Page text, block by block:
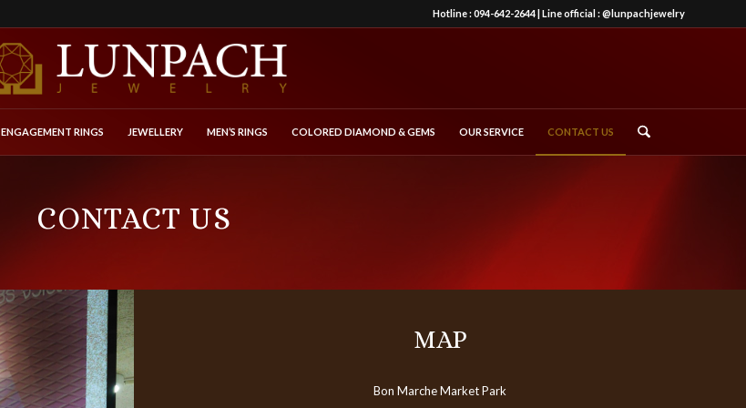
Hotline :094-642-2644| Line official :@lunpachjewelry
ENGAGEMENT RINGS JEWELLERY MEN’S RINGS COLORED DIAMOND & GEMS OUR SERVICE CONTACT US
CONTACT US
MAP
Bon Marche Market Park